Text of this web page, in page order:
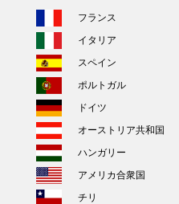
フランス
イタリア
スペイン
ポルトガル
ドイツ
オーストリア共和国
ハンガリー
アメリカ合衆国
チリ